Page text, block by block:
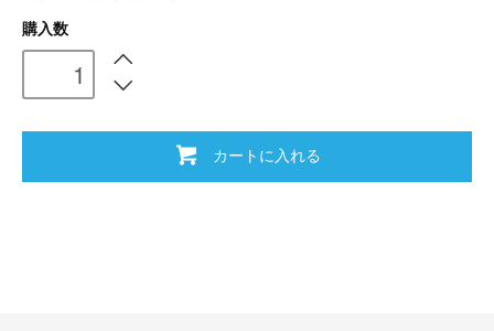
購入数
カートに入れる